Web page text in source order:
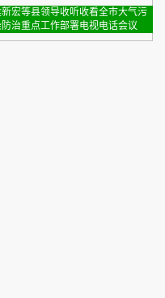
宏等县领导收听收看全市大气污
治重点工作部署电视电话会议